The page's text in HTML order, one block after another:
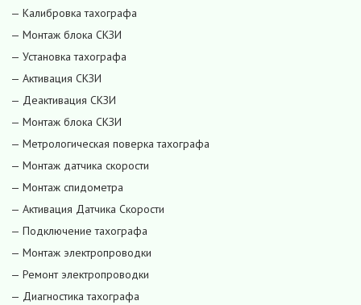
— Калибровка тахографа
— Монтаж блока СКЗИ
— Установка тахографа
— Активация СКЗИ
— Деактивация СКЗИ
— Монтаж блока СКЗИ
— Метрологическая поверка тахографа
— Монтаж датчика скорости
— Монтаж спидометра
— Активация Датчика Скорости
— Подключение тахографа
— Монтаж электропроводки
— Ремонт электропроводки
— Диагностика тахографа